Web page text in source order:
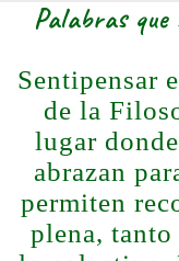
Palabras
Sentipensar
de la
lugar
abrazan
permiten
plena, tanto